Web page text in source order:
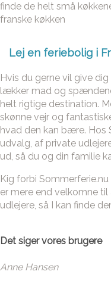
finde de helt små
franske køkken
Lej en feriebolig i
Hvis du gerne vil give
lækker mad og
helt rigtige destination.
skønne vejr og
hvad den kan bære. Hos
udvalg, af private
ud, så du og din familie
Kig forbi
er mere end velkomne
udlejere, så I kan finde
Det siger vores brugere
Anne Hansen